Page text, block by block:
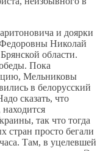
и доярки
Николай
области.
Пока
Мельниковы
в белорусский
сказать, что
так что тогда
стран просто бегали
Там, в уцелевшей